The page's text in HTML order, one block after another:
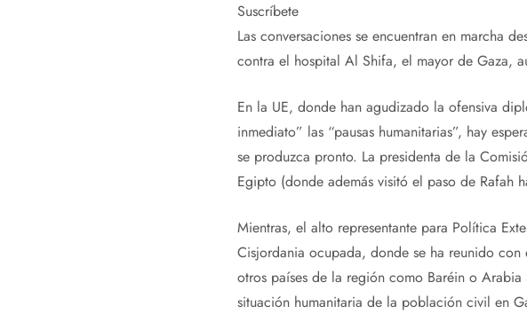
Suscríbete
Las conversaciones se encuentran en marcha
contra el hospital Al Shifa, el mayor de Gaza,
En la UE, donde han agudizado la ofensiva
inmediato” las “pausas humanitarias”, hay
se produzca pronto. La presidenta de la
Egipto (donde además visitó el paso de Rafah
Mientras, el alto representante para Política
Cisjordania ocupada, donde se ha reunido
otros países de la región como Baréin o
situación humanitaria de la población civil en